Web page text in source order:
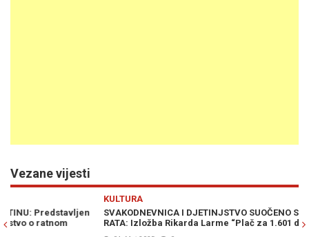
Vezane vijesti
SVAKODNEVNICA I DJETINJSTVO SUOČENO S BRUTALNOŠĆU
RATA: Izložba Rikarda Larme “Plač za 1.601 dijete” u Sarajevu